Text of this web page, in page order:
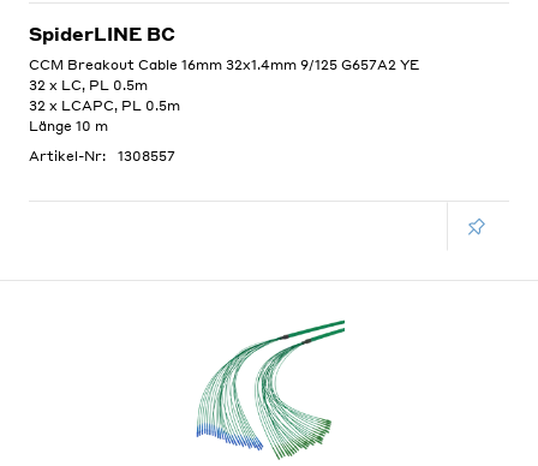
SpiderLINE BC
CCM Breakout Cable 16mm 32x1.4mm 9/125 G657A2 YE
32 x LC, PL 0.5m
32 x LCAPC, PL 0.5m
Länge 10 m
Artikel-Nr:
1308557